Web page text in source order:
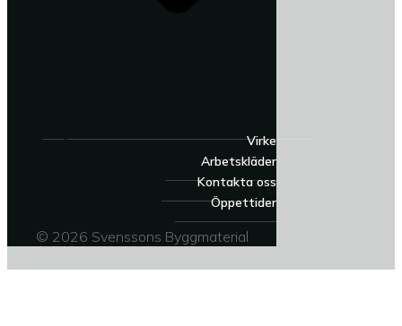
Virke
Arbetskläder
Kontakta oss
Öppettider
© 2026 Svenssons Byggmaterial